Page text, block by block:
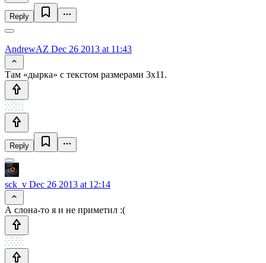
Reply
AndrewAZ Dec 26 2013 at 11:43
Там «дырка» с текстом размерами 3x11.
Reply
sck_v Dec 26 2013 at 12:14
А слона-то я и не приметил :(